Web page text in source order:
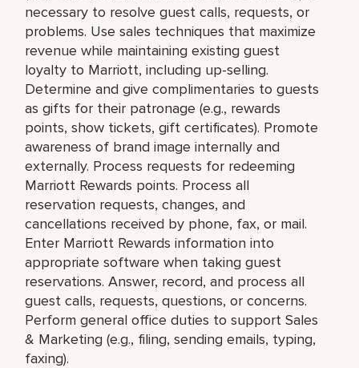
necessary to resolve guest calls, requests, or
problems. Use sales techniques that maximize
revenue while maintaining existing guest
loyalty to Marriott, including up-selling.
Determine and give complimentaries to guests
as gifts for their patronage (e.g., rewards
points, show tickets, gift certificates). Promote
awareness of brand image internally and
externally. Process requests for redeeming
Marriott Rewards points. Process all
reservation requests, changes, and
cancellations received by phone, fax, or mail.
Enter Marriott Rewards information into
appropriate software when taking guest
reservations. Answer, record, and process all
guest calls, requests, questions, or concerns.
Perform general office duties to support Sales
& Marketing (e.g., filing, sending emails, typing,
faxing).